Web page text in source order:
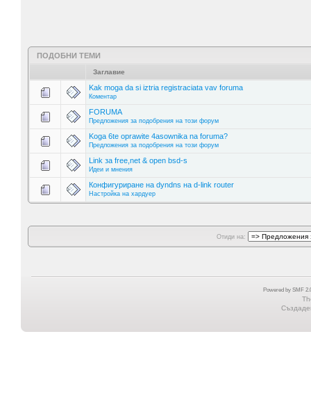
ПОДОБНИ ТЕМИ
Заглавие
Kak moga da si iztria registraciata vav foruma
Коментар
FORUMA
Предложения за подобрения на този форум
Koga 6te oprawite 4asownika na foruma?
Предложения за подобрения на този форум
Link за free,net & open bsd-s
Идеи и мнения
Конфигуриране на dyndns на d-link router
Настройка на хардуер
Отиди на:
Powered by SMF